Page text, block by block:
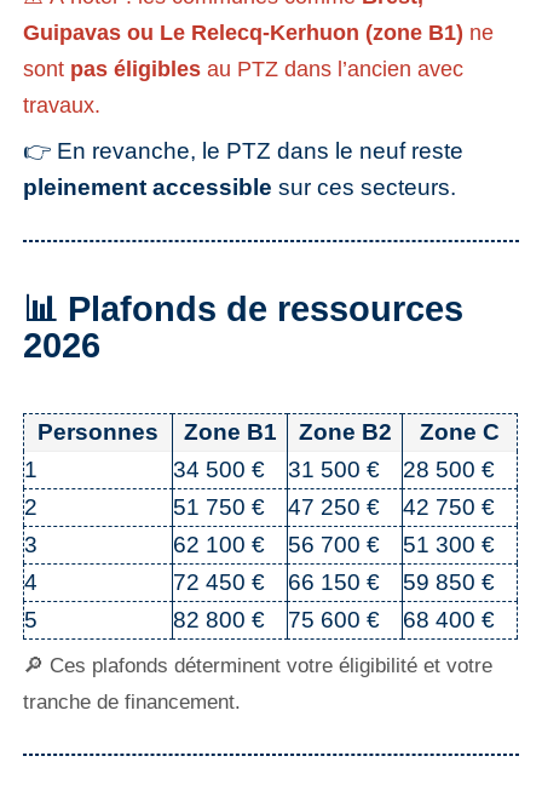
Guipavas ou Le Relecq-Kerhuon (zone B1) ne
sont pas éligibles au PTZ dans l’ancien avec
travaux.
👉 En revanche, le PTZ dans le neuf reste
pleinement accessible sur ces secteurs.
📊 Plafonds de ressources
2026
Personnes Zone B1 Zone B2
Zone C
1
34 500 € 31 500 €
28 500 €
2
51 750 € 47 250 €
42 750 €
3
62 100 € 56 700 €
51 300 €
4
72 450 € 66 150 €
59 850 €
5
82 800 € 75 600 € 68 400 €
🔎 Ces plafonds déterminent votre éligibilité et votre
tranche de financement.